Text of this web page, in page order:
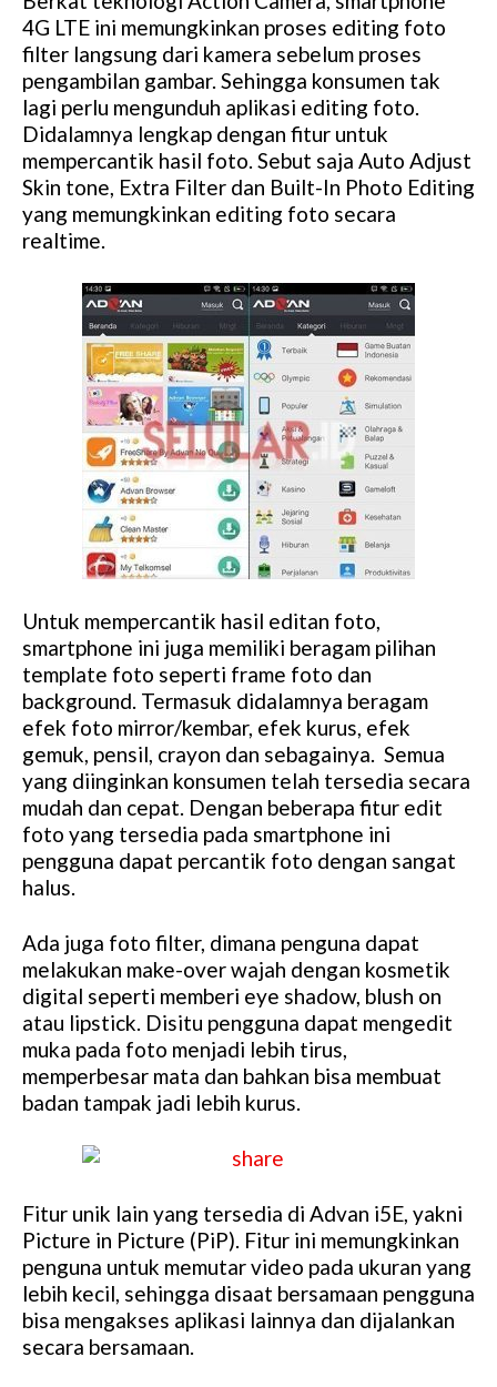
4G LTE ini memungkinkan proses editing foto
filter langsung dari kamera sebelum proses
pengambilan gambar. Sehingga konsumen tak
lagi perlu mengunduh aplikasi editing foto.
Didalamnya lengkap dengan fitur untuk
mempercantik hasil foto. Sebut saja Auto Adjust
Skin tone, Extra Filter dan Built-In Photo Editing
yang memungkinkan editing foto secara
realtime.
Untuk mempercantik hasil editan foto,
smartphone ini juga memiliki beragam pilihan
template foto seperti frame foto dan
background. Termasuk didalamnya beragam
efek foto mirror/kembar, efek kurus, efek
gemuk, pensil, crayon dan sebagainya. Semua
yang diinginkan konsumen telah tersedia secara
mudah dan cepat. Dengan beberapa fitur edit
foto yang tersedia pada smartphone ini
pengguna dapat percantik foto dengan sangat
halus.
Ada juga foto filter, dimana penguna dapat
melakukan make-over wajah dengan kosmetik
digital seperti memberi eye shadow, blush on
atau lipstick. Disitu pengguna dapat mengedit
muka pada foto menjadi lebih tirus,
memperbesar mata dan bahkan bisa membuat
badan tampak jadi lebih kurus.
Fitur unik lain yang tersedia di Advan i5E, yakni
Picture in Picture (PiP). Fitur ini memungkinkan
penguna untuk memutar video pada ukuran yang
lebih kecil, sehingga disaat bersamaan pengguna
bisa mengakses aplikasi lainnya dan dijalankan
secara bersamaan.